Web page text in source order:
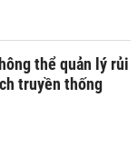
thể quản lý rủi
truyền thống